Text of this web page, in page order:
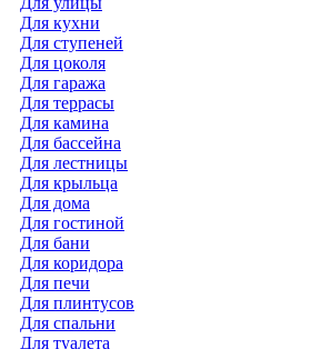
Для кухни
Для ступеней
Для цоколя
Для гаража
Для террасы
Для камина
Для бассейна
Для лестницы
Для крыльца
Для дома
Для гостиной
Для бани
Для коридора
Для печи
Для плинтусов
Для спальни
Для туалета